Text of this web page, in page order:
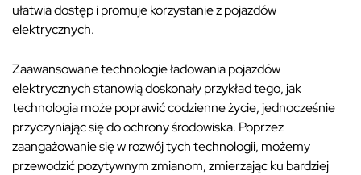
ułatwia dostęp i promuje korzystanie z pojazdów
elektrycznych.
Zaawansowane technologie ładowania pojazdów
elektrycznych stanowią doskonały przykład tego, jak
technologia może poprawić codzienne życie, jednocześnie
przyczyniając się do ochrony środowiska. Poprzez
zaangażowanie się w rozwój tych technologii, możemy
przewodzić pozytywnym zmianom, zmierzając ku bardziej